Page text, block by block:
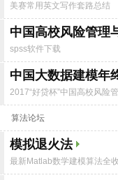
美赛常用英文写作套路总结
中国高校风险管理
spss软件下载
中国大数据建模年
2017“好贷杯”中国高校风险
算法论坛
模拟退火法
最新Matlab数学建模算法全